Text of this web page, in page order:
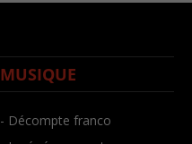
MUSIQUE
- Décompte franco